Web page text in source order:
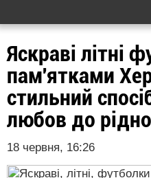
Яскраві літні
пам'ятками
стильний
любов до
18 червня, 16:26